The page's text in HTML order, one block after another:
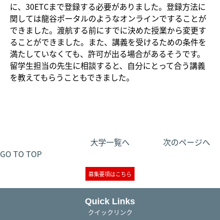
に、30ETCまで登録する必要がありました。登録方法に
関しては龍谷ポータルのようなオンラインですることが
できました。渡航する前にすでに決めた授業から変更す
ることができました。また、講義を受けるための条件を
満たしていなくても、許可が出る場合があるそうです。
留学生担当の先生に相談すると、自分にとって合う講義
を教えてもらうこともできました。
次のページへ
大学一覧へ
GO TO TOP
募集要項はこちら
Quick Links
クイックリンク